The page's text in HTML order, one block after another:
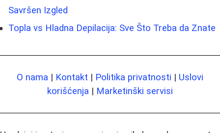
Savršen Izgled
Topla vs Hladna Depilacija: Sve Što Treba da Znate
O nama | Kontakt | Politika privatnosti | Uslovi
korišćenja | Marketinški servisi